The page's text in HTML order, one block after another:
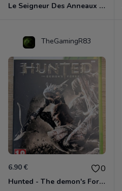
Le Seigneur Des Anneaux - L'âge Des Conquêtes Xbox 360
TheGamingR83
6.90 € 0
Hunted - The demon's Forge Xbox 360 (Complet CIB)